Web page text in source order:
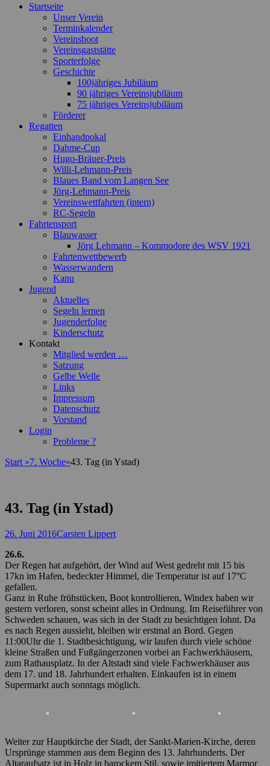
Zum
Startseite
Unser Verein
Terminkalender
Vereinsboot
Vereinsgaststätte
Sporterfolge
Geschichte
100jähriges Jubiläum
90 jähriges Vereinsjubiläum
75 jähriges Vereinsjubiläum
Förderer
Regatten
Einhandpokal
Dahme-Cup
Hugo-Bräuer-Preis
Willi-Lehmann-Preis
Blaues Band vom Langen See
Jörg-Lehmann-Preis
Vereinswettfahrten (intern)
RC-Segeln
Fahrtensport
Blauwasser
Jörg Lehmann – Kommodore des WSV 1921
Fahrtenwettbewerb
Wasserwandern
Kanu
Jugend
Aktuelles
Segeln lernen
Jugenderfolge
Kinderschutz
Kontakt
Mitglied werden …
Satzung
Gelbe Welle
Links
Impressum
Datenschutz
Vorstand
Login
Probleme ?
Start »7. Woche»43. Tag (in Ystad)
43. Tag (in Ystad)
Posted
26. Juni 2016Autor
Carsten Lippert
26.6.
Der Regen hat aufgehört, der Wind auf West gedreht mit 15 bis
17kn im Hafen, bedeckter Himmel, die Temperatur ist auf 17°C
gefallen.
Ganz in Ruhe frühstücken, Boot kontrollieren, Windex haben wir
gestern verloren, sonst scheint alles in Ordnung. Im Reiseführer von
Schweden schauen, was sich in der Stadt zu besichtigen lohnt. Da
es nach Regen aussieht, bleiben wir erstmal an Bord. Gegen
11:00Uhr die 1. Stadtbesichtigung, wir laufen durch viele schöne
kleine Straßen und Fußgängerzonen vorbei an Fachwerkhäusern,
zum Rathausplatz. In der Altstadt sind viele Fachwerkhäuser aus
dem 17. und 18. Jahrhundert erhalten. Einkaufen ist in einem
Supermarkt auch sonntags möglich.
Weiter zur Hauptkirche der Stadt, der Sankt-Marien-Kirche, deren
Ursprünge stammen aus dem Beginn des 13. Jahrhunderts. Der
Altaraufsatz ist in Holz in barockem Stil, sowie imitiertem Marmor